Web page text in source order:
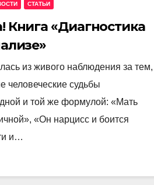
СТАТЬИ
Книга «Диагностика
из живого наблюдения за тем,
человеческие судьбы
и той же формулой: «Мать
«Он нарцисс и боится
и…